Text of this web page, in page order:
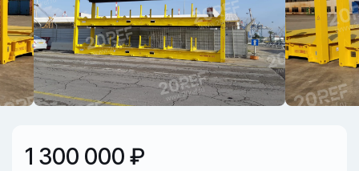
1 300 000 ₽